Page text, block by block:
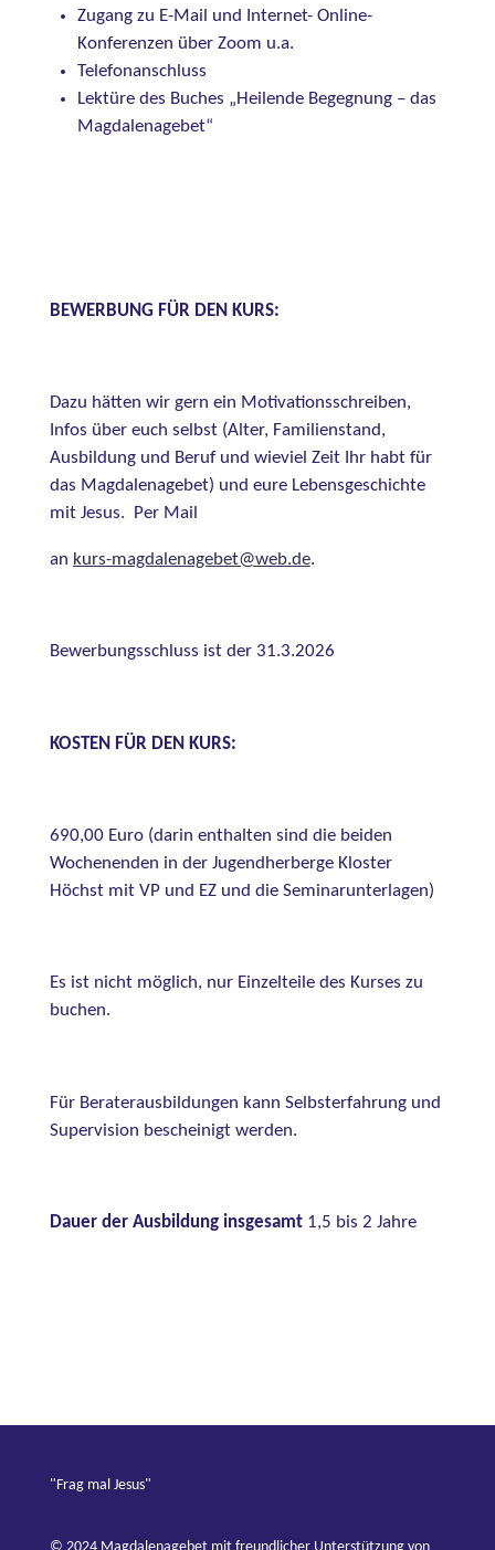
Zugang zu E-Mail und Internet- Online-
Konferenzen über Zoom u.a.
Telefonanschluss
Lektüre des Buches „Heilende Begegnung – das
Magdalenagebet“
BEWERBUNG FÜR DEN KURS:
Dazu hätten wir gern ein Motivationsschreiben,
Infos über euch selbst (Alter, Familienstand,
Ausbildung und Beruf und wieviel Zeit Ihr habt für
das Magdalenagebet) und eure Lebensgeschichte
mit Jesus. Per Mail
an kurs-magdalenagebet@web.de.
Bewerbungsschluss ist der 31.3.2026
KOSTEN FÜR DEN KURS:
690,00 Euro (darin enthalten sind die beiden
Wochenenden in der Jugendherberge Kloster
Höchst mit VP und EZ und die Seminarunterlagen)
Es ist nicht möglich, nur Einzelteile des Kurses zu
buchen.
Für Beraterausbildungen kann Selbsterfahrung und
Supervision bescheinigt werden.
Dauer der Ausbildung insgesamt1,5 bis 2 Jahre
"Frag mal Jesus"